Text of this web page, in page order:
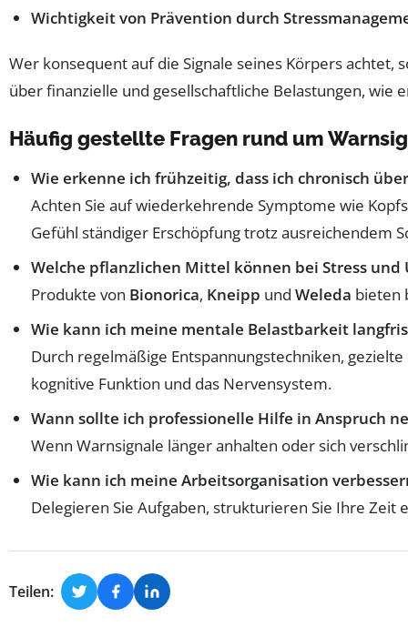
Wichtigkeit von Prävention durch
Wer konsequent auf die Signale seines Körpers
über finanzielle und gesellschaftliche Belastungen, wie
Häufig gestellte Fragen rund um
Wie erkenne ich frühzeitig, dass ich chronisch
Achten Sie auf wiederkehrende Symptome wie
Gefühl ständiger Erschöpfung trotz ausreichendem
Welche pflanzlichen Mittel können bei Stress und
Produkte von Bionorica, Kneipp und Weleda bieten
Wie kann ich meine mentale Belastbarkeit
Durch regelmäßige Entspannungstechniken,
kognitive Funktion und das Nervensystem.
Wann sollte ich professionelle Hilfe in Anspruch
Wenn Warnsignale länger anhalten oder sich
Wie kann ich meine Arbeitsorganisation
Delegieren Sie Aufgaben, strukturieren Sie Ihre Zeit
Teilen: